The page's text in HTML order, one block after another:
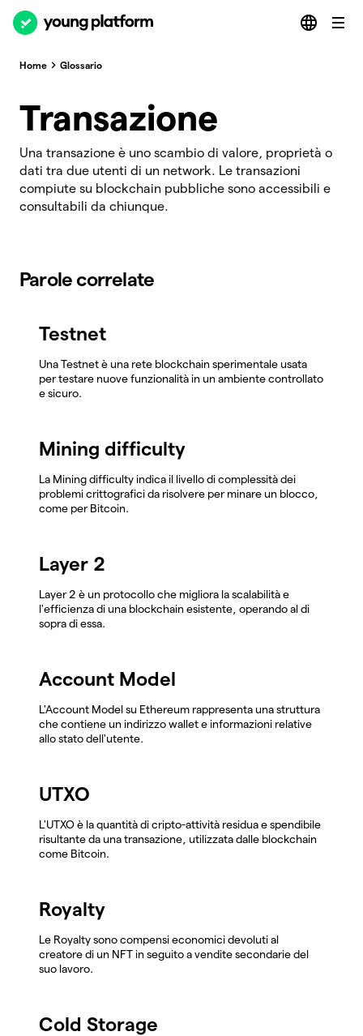
Home Glossario
Transazione
Una transazione è uno scambio di valore, proprietà o
dati tra due utenti di un network. Le transazioni
compiute su blockchain pubbliche sono accessibili e
consultabili da chiunque.
Parole correlate
Testnet
Una Testnet è una rete blockchain sperimentale usata
per testare nuove funzionalità in un ambiente controllato
e sicuro.
Mining difficulty
La Mining difficulty indica il livello di complessità dei
problemi crittografici da risolvere per minare un blocco,
come per Bitcoin.
Layer 2
Layer 2 è un protocollo che migliora la scalabilità e
l'efficienza di una blockchain esistente, operando al di
sopra di essa.
Account Model
L'Account Model su Ethereum rappresenta una struttura
che contiene un indirizzo wallet e informazioni relative
allo stato dell'utente.
UTXO
L'UTXO è la quantità di cripto-attività residua e spendibile
risultante da una transazione, utilizzata dalle blockchain
come Bitcoin.
Royalty
Le Royalty sono compensi economici devoluti al
creatore di un NFT in seguito a vendite secondarie del
suo lavoro.
Cold Storage